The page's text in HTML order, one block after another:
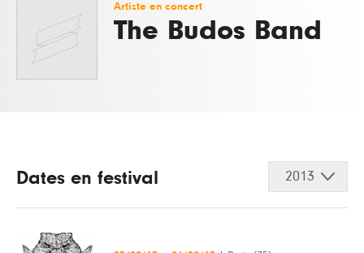
Artiste en concert
The Budos Band
Dates en festival 2013